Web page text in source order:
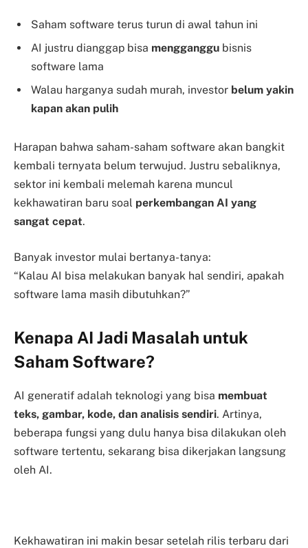
Saham software terus turun di awal tahun ini
AI justru dianggap bisa mengganggu bisnis
software lama
Walau harganya sudah murah, investor belum yakin
kapan akan pulih
Harapan bahwa saham-saham software akan bangkit
kembali ternyata belum terwujud. Justru sebaliknya,
sektor ini kembali melemah karena muncul
kekhawatiran baru soal perkembangan AI yang
sangat cepat.
Banyak investor mulai bertanya-tanya:
“Kalau AI bisa melakukan banyak hal sendiri, apakah
software lama masih dibutuhkan?”
Kenapa AI Jadi Masalah untuk
Saham Software?
AI generatif adalah teknologi yang bisa membuat
teks, gambar, kode, dan analisis sendiri. Artinya,
beberapa fungsi yang dulu hanya bisa dilakukan oleh
software tertentu, sekarang bisa dikerjakan langsung
oleh AI.
Kekhawatiran ini makin besar setelah rilis terbaru dari